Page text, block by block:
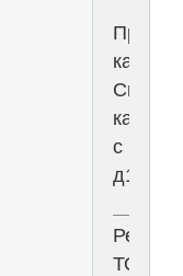
с
ТОЭ